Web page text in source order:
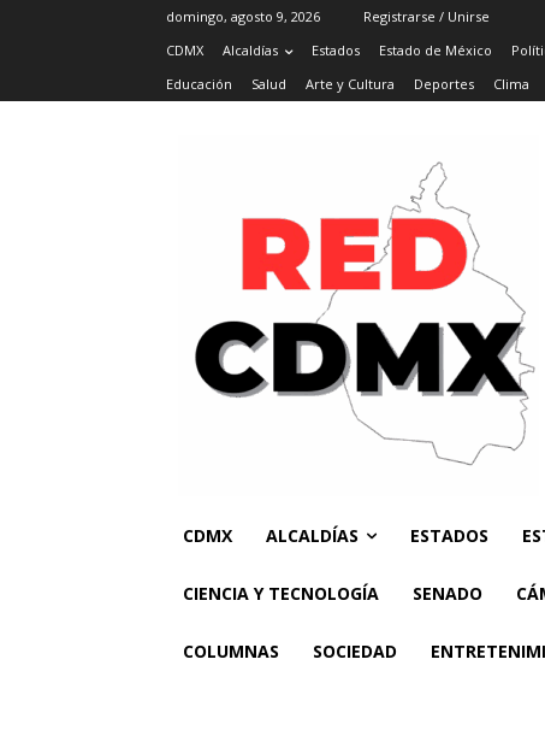
domingo, agosto 9, 2026
Registrarse / Unirse
CDMX
Alcaldías Estados Estado de México
Educación
Salud Arte y Cultura Deportes Clima
CDMX ALCALDÍAS ESTADOS
CIENCIA Y TECNOLOGÍA SENADO
COLUMNAS SOCIEDAD